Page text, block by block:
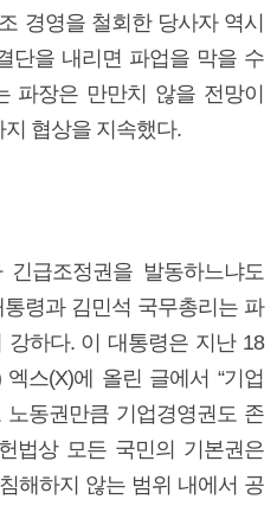
경영을 철회한 당사자 역시
단을 내리면 파업을 막을 수
파장은 만만치 않을 전망이
협상을 지속했다.
급조정권을 발동하느냐도
령과 김민석 국무총리는 파
하다. 이 대통령은 지난 18
스(X)에 올린 글에서 “기업
동권만큼 기업경영권도 존
법상 모든 국민의 기본권은
해하지 않는 범위 내에서 공